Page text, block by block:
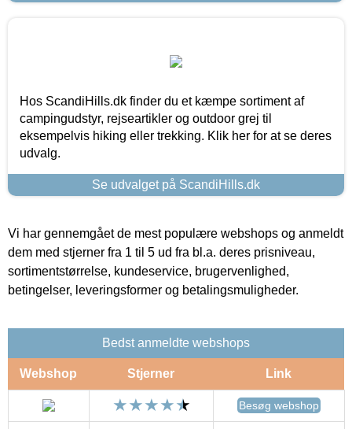
Hos ScandiHills.dk finder du et kæmpe sortiment af
campingudstyr, rejseartikler og outdoor grej til
eksempelvis hiking eller trekking. Klik her for at se deres
udvalg.
Se udvalget på ScandiHills.dk
Vi har gennemgået de mest populære webshops og anmeldt
dem med stjerner fra 1 til 5 ud fra bl.a. deres prisniveau,
sortimentstørrelse, kundeservice, brugervenlighed,
betingelser, leveringsformer og betalingsmuligheder.
Bedst anmeldte webshops
Webshop Stjerner Link
Besøg webshop